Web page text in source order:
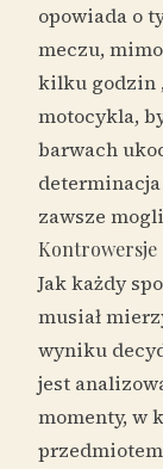
opowiada o
meczu,
kilku godzin
motocykla,
barwach
zawsze
Kontrowersje
Jak każdy
musiał
wyniku
jest
momenty, w